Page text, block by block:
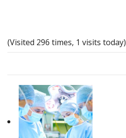
(Visited 296 times, 1 visits today)